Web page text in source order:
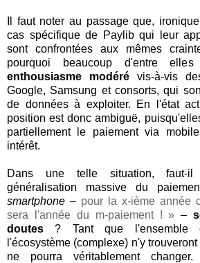
Il faut noter au passage que,
cas spécifique de Paylib qui leur
sont confrontées aux mêmes
pourquoi beaucoup d'entre
enthousiasme modéré vis-à-vis
Google, Samsung et consorts, qui
de données à exploiter. En l'état
position est donc ambiguë,
partiellement le paiement via
intérêt.
Dans une telle situation, faut-
généralisation massive du
smartphone – pour la x-ième année
sera l'année du m-paiement ! » –
doutes ? Tant que l'ensemble
l'écosystème (complexe) n'y
ne pourra véritablement